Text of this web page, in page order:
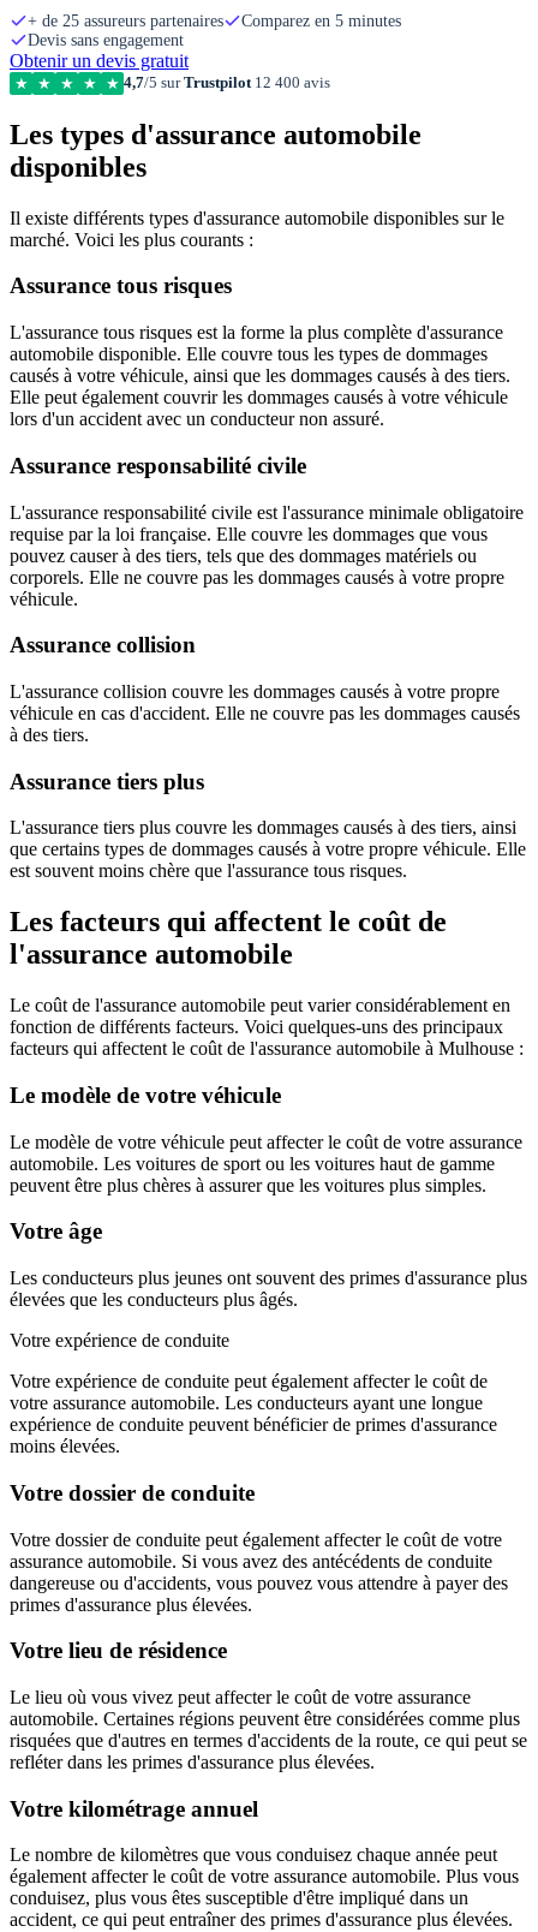
+ de 25 assureurs partenaires
Comparez en 5 minutes
Devis sans engagement
Obtenir un devis gratuit
★ ★ ★ ★ ★ 4,7/5 surTrustpilot12 400 avis
Les types d'assurance automobile
disponibles
Il existe différents types d'assurance automobile disponibles sur le
marché. Voici les plus courants :
Assurance tous risques
L'assurance tous risques est la forme la plus complète d'assurance
automobile disponible. Elle couvre tous les types de dommages
causés à votre véhicule, ainsi que les dommages causés à des tiers.
Elle peut également couvrir les dommages causés à votre véhicule
lors d'un accident avec un conducteur non assuré.
Assurance responsabilité civile
L'assurance responsabilité civile est l'assurance minimale obligatoire
requise par la loi française. Elle couvre les dommages que vous
pouvez causer à des tiers, tels que des dommages matériels ou
corporels. Elle ne couvre pas les dommages causés à votre propre
véhicule.
Assurance collision
L'assurance collision couvre les dommages causés à votre propre
véhicule en cas d'accident. Elle ne couvre pas les dommages causés
à des tiers.
Assurance tiers plus
L'assurance tiers plus couvre les dommages causés à des tiers, ainsi
que certains types de dommages causés à votre propre véhicule. Elle
est souvent moins chère que l'assurance tous risques.
Les facteurs qui affectent le coût de
l'assurance automobile
Le coût de l'assurance automobile peut varier considérablement en
fonction de différents facteurs. Voici quelques-uns des principaux
facteurs qui affectent le coût de l'assurance automobile à Mulhouse :
Le modèle de votre véhicule
Le modèle de votre véhicule peut affecter le coût de votre assurance
automobile. Les voitures de sport ou les voitures haut de gamme
peuvent être plus chères à assurer que les voitures plus simples.
Votre âge
Les conducteurs plus jeunes ont souvent des primes d'assurance plus
élevées que les conducteurs plus âgés.
Votre expérience de conduite
Votre expérience de conduite peut également affecter le coût de
votre assurance automobile. Les conducteurs ayant une longue
expérience de conduite peuvent bénéficier de primes d'assurance
moins élevées.
Votre dossier de conduite
Votre dossier de conduite peut également affecter le coût de votre
assurance automobile. Si vous avez des antécédents de conduite
dangereuse ou d'accidents, vous pouvez vous attendre à payer des
primes d'assurance plus élevées.
Votre lieu de résidence
Le lieu où vous vivez peut affecter le coût de votre assurance
automobile. Certaines régions peuvent être considérées comme plus
risquées que d'autres en termes d'accidents de la route, ce qui peut se
refléter dans les primes d'assurance plus élevées.
Votre kilométrage annuel
Le nombre de kilomètres que vous conduisez chaque année peut
également affecter le coût de votre assurance automobile. Plus vous
conduisez, plus vous êtes susceptible d'être impliqué dans un
accident, ce qui peut entraîner des primes d'assurance plus élevées.